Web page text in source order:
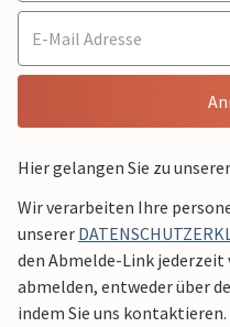
Hier gelangen Sie zu
Wir verarbeiten Ihre
unserer
den Abmelde-Link
abmelden, entweder über
indem Sie uns kontaktieren.